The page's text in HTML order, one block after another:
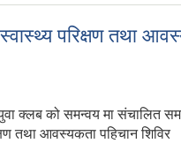
परिक्षण तथा
क्लब को समन्वय मा संचालित
तथा आवस्यकता पहिचान शिविर